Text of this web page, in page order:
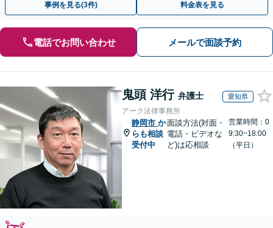
事例を見る(3件) 料金表を見る
電話でお問い合わせ メールで面談予約
鬼頭 洋行 弁護士 愛知県
アーク法律事務所
静岡市 か
らも相談
受付中
面談方法(対面・
電話・ビデオな
ど)は応相談
営業時間：0
9:30~18:00
（平日）